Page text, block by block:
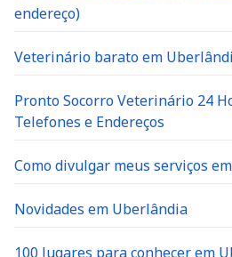
endereço)
Veterinário barato em
Pronto Socorro Veterinário 24
Telefones e Endereços
Como divulgar meus serviços
Novidades em Uberlândia
100 lugares para conhecer em